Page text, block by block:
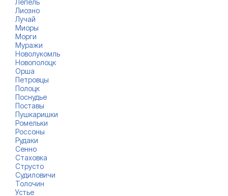
Лиозно
Лучай
Миоры
Морги
Муражи
Новолукомль
Новополоцк
Орша
Петровцы
Полоцк
Поснудье
Поставы
Пушкаришки
Ромельки
Россоны
Рудаки
Сенно
Стаховка
Струсто
Судиловичи
Толочин
Устье